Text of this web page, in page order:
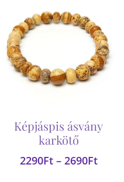
Képjáspis ásvány
karkötő
2290Ft – 2690Ft